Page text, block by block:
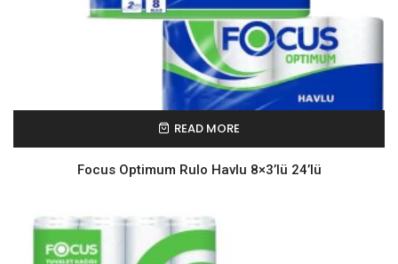
READ MORE
Focus Optimum Rulo Havlu 8×3’lü 24’lü